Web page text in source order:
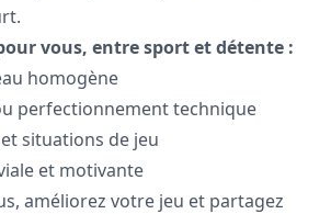
vous, entre sport et détente :
homogène
perfectionnement technique
situations de jeu
et motivante
améliorez votre jeu et partagez